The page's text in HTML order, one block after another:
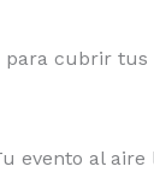
cubrir tus
evento al